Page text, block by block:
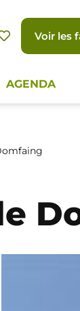
Voir les
AGENDA